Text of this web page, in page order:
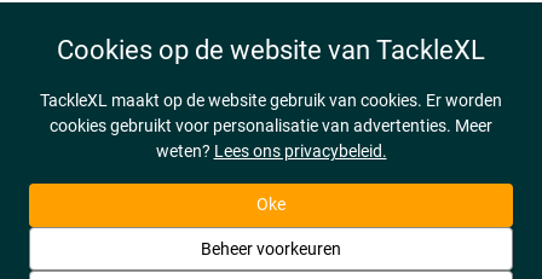
Cookies op de website van TackleXL
TackleXL maakt op de website gebruik van cookies. Er worden
cookies gebruikt voor personalisatie van advertenties. Meer
weten? Lees ons privacybeleid.
Oke
Beheer voorkeuren